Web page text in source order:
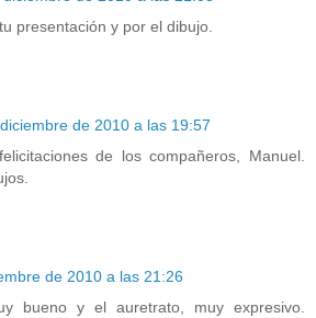
presentación y por el dibujo.
de 2010 a las 19:57
de los compañeros, Manuel.
de 2010 a las 21:26
bueno y el auretrato, muy expresivo.